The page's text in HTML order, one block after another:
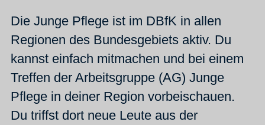
Die Junge Pflege ist im DBfK in allen
Regionen des Bundesgebiets aktiv. Du
kannst einfach mitmachen und bei einem
Treffen der Arbeitsgruppe (AG) Junge
Pflege in deiner Region vorbeischauen.
Du triffst dort neue Leute aus der